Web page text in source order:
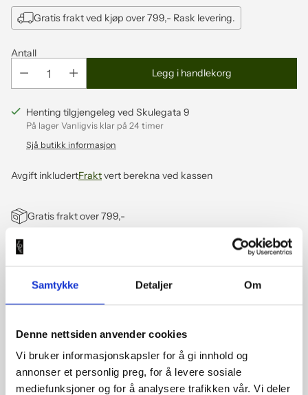
Samtykke Detaljer Om
Denne nettsiden anvender cookies
Vi bruker informasjonskapsler for å gi innhold og
annonser et personlig preg, for å levere sosiale
mediefunksjoner og for å analysere trafikken vår. Vi deler
Gratis frakt ved kjøp over 799,- Rask levering.
Antall
Legg i handlekorg
Henting tilgjengeleg ved Skulegata 9
På lager Vanligvis klar på 24 timer
Sjå butikk informasjon
Avgift inkludertFraktvert berekna ved kassen
Gratis frakt over 799,-
Legger
produkt
Informasjon
✏️Ein Nyspissa Blyant – Hemmelegheita Bak Perfekt
Resultat!
✏️